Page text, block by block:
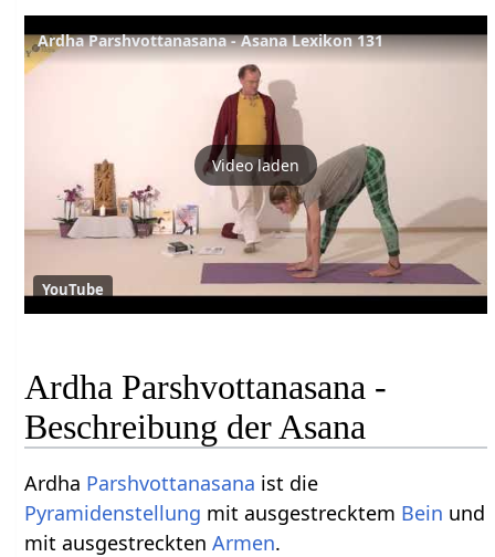
Ardha Parshvottanasana - Asana Lexikon 131
Video laden
YouTube
Ardha Parshvottanasana -
Beschreibung der Asana
Ardha Parshvottanasana ist die
Pyramidenstellung mit ausgestrecktem Bein und
mit ausgestrecktenArmen.